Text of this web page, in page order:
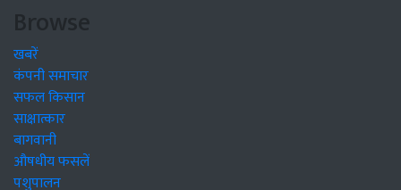
Browse
खबरें
कंपनी समाचार
सफल किसान
साक्षात्कार
बागवानी
औषधीय फसलें
पशुपालन